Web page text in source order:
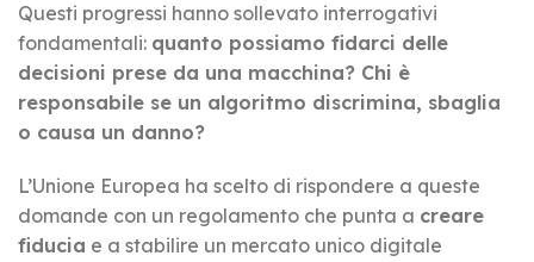
Questi progressi hanno sollevato interrogativi
fondamentali: quanto possiamo fidarci delle
decisioni prese da una macchina? Chi è
responsabile se un algoritmo discrimina, sbaglia
o causa un danno?
L’Unione Europea ha scelto di rispondere a queste
domande con un regolamento che punta a creare
fiducia e a stabilire un mercato unico digitale